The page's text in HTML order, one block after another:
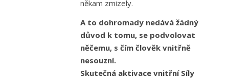
někam zmizely.
A to dohromady nedává žádný
důvod k tomu, se podvolovat
něčemu, s čím člověk vnitřně
nesouzní.
Skutečná aktivace vnitřní Síly